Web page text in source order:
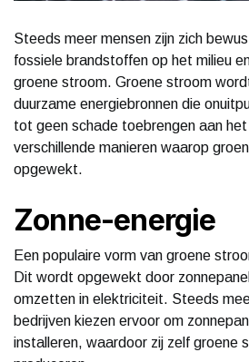
Steeds meer mensen zijn zich
fossiele brandstoffen op het milieu
groene stroom. Groene stroom
duurzame energiebronnen die
tot geen schade toebrengen aan het
verschillende manieren waarop
opgewekt.
Zonne-energie
Een populaire vorm van groene
Dit wordt opgewekt door
omzetten in elektriciteit. Steeds
bedrijven kiezen ervoor om
installeren, waardoor zij zelf groene